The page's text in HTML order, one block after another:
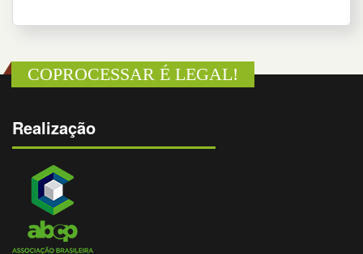
COPROCESSAR É LEGAL!
Realização